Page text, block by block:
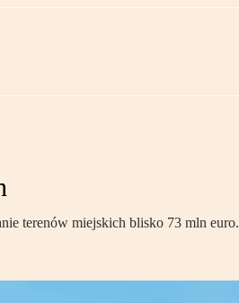
terenów miejskich blisko 73 mln euro.